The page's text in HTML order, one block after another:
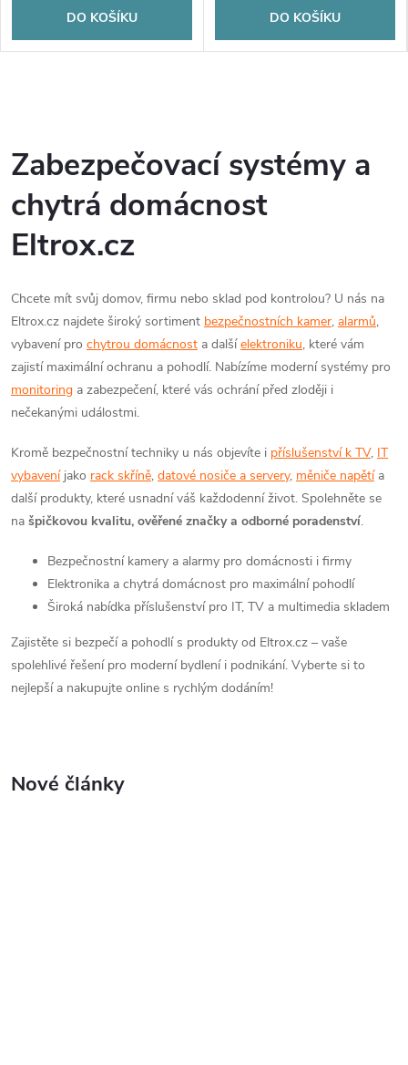
DO KOŠÍKU DO KOŠÍKU
Zabezpečovací systémy a
chytrá domácnost
Eltrox.cz
Chcete mít svůj domov, firmu nebo sklad pod kontrolou? U nás na
Eltrox.cz najdete široký sortiment bezpečnostních kamer, alarmů,
vybavení pro chytrou domácnost a dalšíelektroniku, které vám
zajistí maximální ochranu a pohodlí. Nabízíme moderní systémy pro
monitoring a zabezpečení, které vás ochrání před zloději i
nečekanými událostmi.
Kromě bezpečnostní techniky u nás objevíte i příslušenství k TV, IT
vybaveníjako rack skříně, datové nosiče a servery, měniče napětía
další produkty, které usnadní váš každodenní život. Spolehněte se
na špičkovou kvalitu, ověřené značky a odborné poradenství.
Bezpečnostní kamery a alarmy pro domácnosti i firmy
Elektronika a chytrá domácnost pro maximální pohodlí
Široká nabídka příslušenství pro IT, TV a multimedia skladem
Zajistěte si bezpečí a pohodlí s produkty od Eltrox.cz – vaše
spolehlivé řešení pro moderní bydlení i podnikání. Vyberte si to
nejlepší a nakupujte online s rychlým dodáním!
Nové články